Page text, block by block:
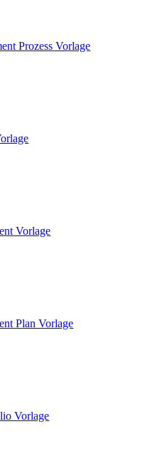
Prozess Vorlage
Vorlage
Plan Vorlage
Vorlage